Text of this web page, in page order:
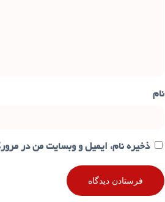
نام
ذخیره نام، ایمیل و وبسایت من در